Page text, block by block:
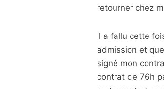
retourner chez
Il a fallu cette
admission et
signé mon
contrat de 76h